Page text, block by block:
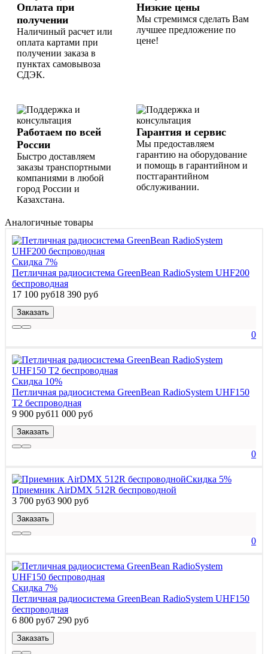
Оплата при
получении
Наличиный расчет или
оплата картами при
получении заказа в
пунктах самовывоза
СДЭК.
Низкие цены
Мы стремимся сделать Вам
лучшее предложение по
цене!
Работаем по всей
России
Быстро доставляем
заказы транспортными
компаниями в любой
город России и
Казахстана.
Гарантия и сервис
Мы предоставляем
гарантию на оборудование
и помощь в гарантийном и
постгарантийном
обслуживании.
Аналогичные товары
Скидка 7%
Петличная радиосистема GreenBean RadioSystem UHF200
беспроводная
17 100 руб18 390 руб
Заказать
0
Скидка 10%
Петличная радиосистема GreenBean RadioSystem UHF150
T2 беспроводная
9 900 руб11 000 руб
Заказать
0
Скидка 5%
Приемник AirDMX 512R беспроводной
3 700 руб3 900 руб
Заказать
0
Скидка 7%
Петличная радиосистема GreenBean RadioSystem UHF150
беспроводная
6 800 руб7 290 руб
Заказать